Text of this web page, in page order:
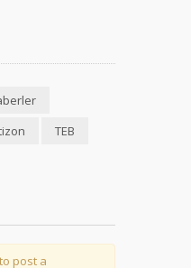
TEB
to post a